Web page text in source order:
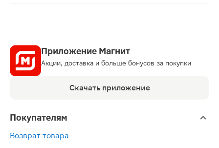
Приложение Магнит
Акции, доставка и больше бонусов за покупки
Скачать приложение
Покупателям
Возврат товара